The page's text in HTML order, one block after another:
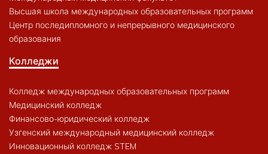
Высшая школа международных образовательных программ
Центр последипломного и непрерывного медицинского
образования
Колледжи
Колледж международных образовательных программ
Медицинский колледж
Финансово-юридический колледж
Узгенский международный медицинский колледж
Инновационный колледж STEM